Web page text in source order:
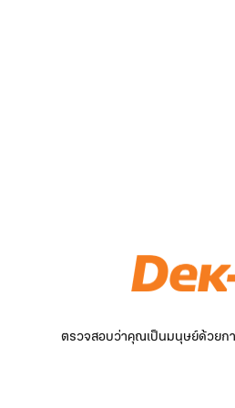
ตรวจสอบว่าคุณเป็นมนุษย์ด้วยกา